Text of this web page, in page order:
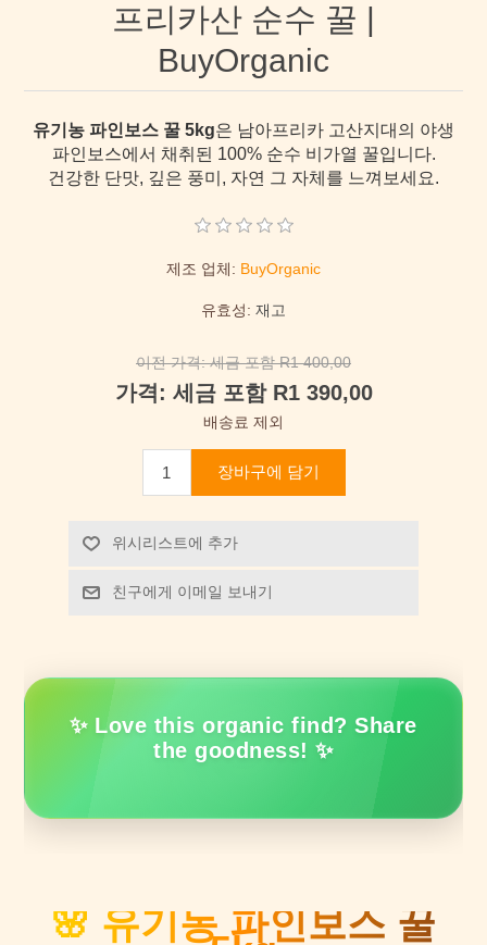
프리카산 순수 꿀 |
BuyOrganic
유기농 파인보스 꿀 5kg은 남아프리카 고산지대의 야생
파인보스에서 채취된 100% 순수 비가열 꿀입니다.
건강한 단맛, 깊은 풍미, 자연 그 자체를 느껴보세요.
제조 업체: BuyOrganic
유효성: 재고
이전 가격: 세금 포함 R1 400,00
가격: 세금 포함 R1 390,00
배송료 제외
장바구에 담기
위시리스트에 추가
친구에게 이메일 보내기
✨ Love this organic find? Share
the goodness! ✨
🌸 유기농 파인보스 꿀